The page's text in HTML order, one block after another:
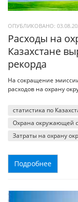
ОПУБЛИКОВАНО:
Расходы на
Казахстане
рекорда
На сокращение
расходов на охрану
статистика по
Охрана окружающей
Затраты на охрану
Подробнее